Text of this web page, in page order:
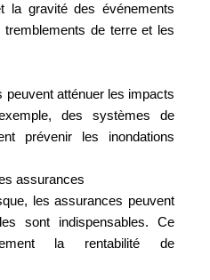
la gravité des événements
de terre et les
atténuer les impacts
des systèmes de
prévenir les inondations
assurances
les assurances peuvent
sont indispensables. Ce
la rentabilité de